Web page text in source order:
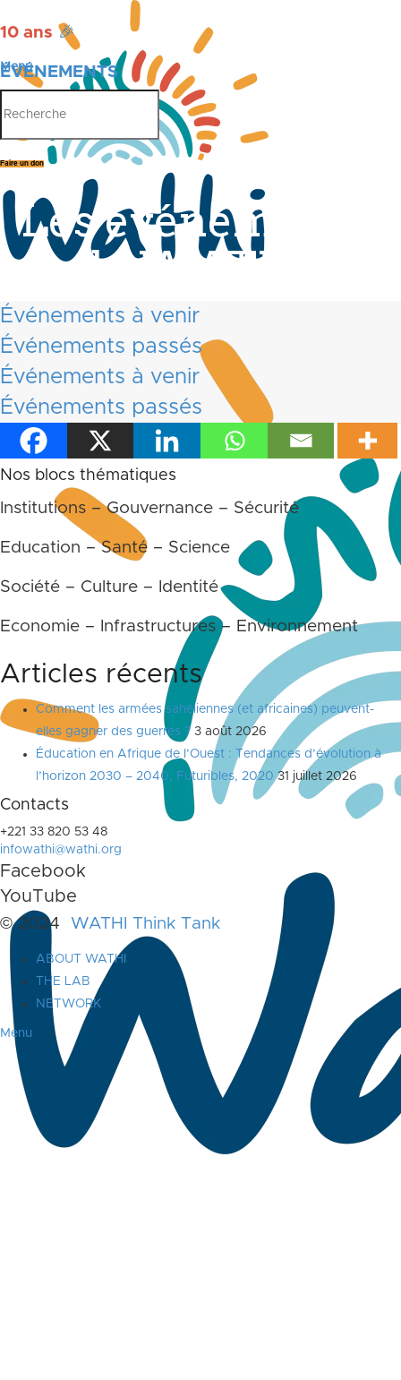
10 ans 🎉
ÉVÉNEMENTS
PUBLICATIONS
Menu
Faire un don
Les événements
de WATHI
Événements à venir
Événements passés
Événements à venir
Événements passés
Nos blocs thématiques
Institutions – Gouvernance – Sécurité
Education – Santé – Science
Société – Culture – Identité
Economie – Infrastructures – Environnement
Articles récents
Comment les armées sahéliennes (et africaines) peuvent-
elles gagner des guerres ? 3 août 2026
Éducation en Afrique de l’Ouest : Tendances d’évolution à
l’horizon 2030 – 2040, Futuribles, 2020 31 juillet 2026
Contacts
+221 33 820 53 48
infowathi@wathi.org
Facebook
YouTube
© 2024 WATHI Think Tank
ABOUT WATHI
THE LAB
NETWORK
Menu